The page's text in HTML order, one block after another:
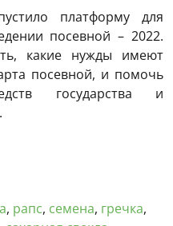
платформу для
посевной – 2022.
какие нужды имеют
посевной, и помочь
государства и
, рапс, семена, гречка,